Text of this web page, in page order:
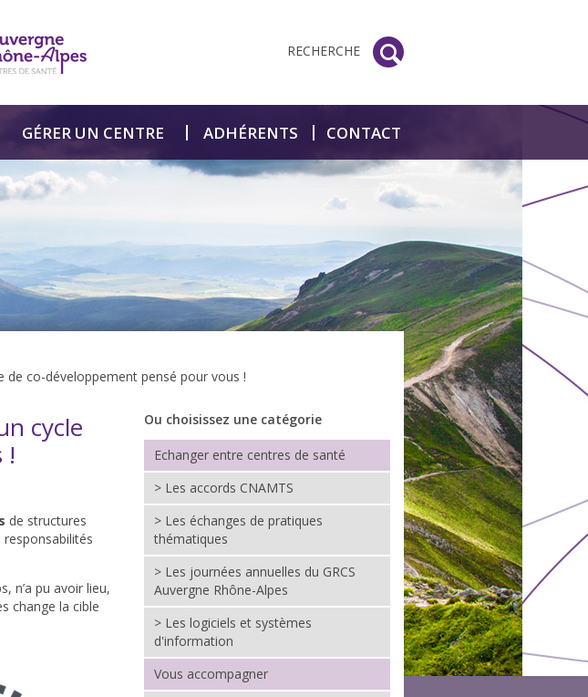
RECHERCHE
GÉRER UN CENTRE ADHÉRENTS CONTACT
de co-développement pensé pour vous !
cycle
!
de structures
n’a pu avoir lieu,
change la cible
Ou choisissez une catégorie
Echanger entre centres de santé
> Les accords CNAMTS
> Les échanges de pratiques
thématiques
> Les journées annuelles du GRCS
Auvergne Rhône-Alpes
> Les logiciels et systèmes
d'information
Vous accompagner